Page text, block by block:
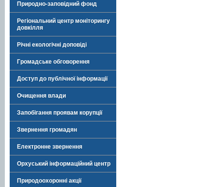
Природно-заповідний фонд
Регіональний центр моніторингу
довкілля
Річні екологічні доповіді
Громадське обговорення
Доступ до публічної інформації
Очищення влади
Запобігання проявам корупції
Звернення громадян
Електронне звернення
Орхуський інформаційний центр
Природоохоронні акції